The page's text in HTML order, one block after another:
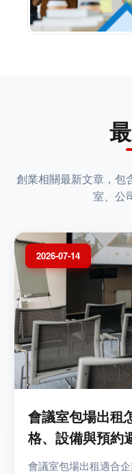
創業相關最新文章，包
室、公
2026-07-14
會議室包場出租
格、設備與預約
會議室包場出租適合